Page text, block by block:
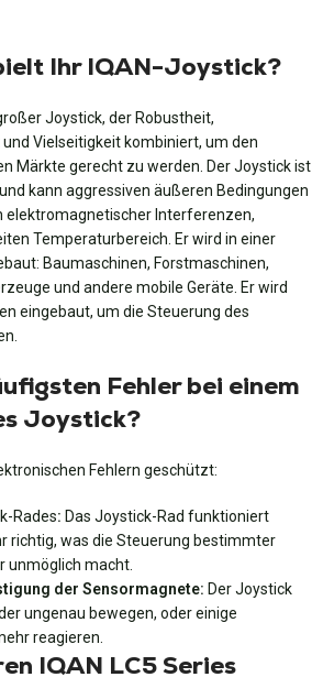
Ihr IQAN-Joystick?
Joystick, der Robustheit,
Vielseitigkeit kombiniert, um den
Märkte gerecht zu werden. Der Joystick ist
kann aggressiven äußeren Bedingungen
elektromagnetischer Interferenzen,
Temperaturbereich. Er wird in einer
Baumaschinen, Forstmaschinen,
und andere mobile Geräte. Er wird
eingebaut, um die Steuerung des
Fehler bei einem
Joystick?
Fehlern geschützt:
Rades: Das Joystick-Rad funktioniert
richtig, was die Steuerung bestimmter
unmöglich macht.
der Sensormagnete: Der Joystick
ungenau bewegen, oder einige
reagieren.
IQAN LC5 Series